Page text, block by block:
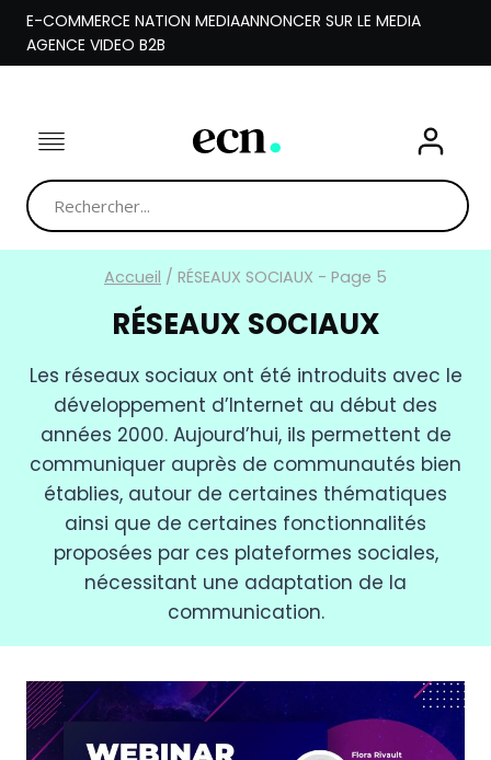
Aller
contenu
E-COMMERCE NATION MEDIAANNONCER SUR LE MEDIA
AGENCE VIDEO B2B
Accueil / RÉSEAUX SOCIAUX - Page 5
RÉSEAUX SOCIAUX
Les réseaux sociaux ont été introduits avec le
développement d’Internet au début des
années 2000. Aujourd’hui, ils permettent de
communiquer auprès de communautés bien
établies, autour de certaines thématiques
ainsi que de certaines fonctionnalités
proposées par ces plateformes sociales,
nécessitant une adaptation de la
communication.